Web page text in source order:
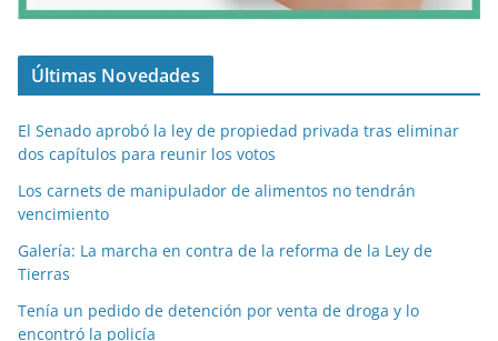
Últimas Novedades
El Senado aprobó la ley de propiedad privada tras eliminar
dos capítulos para reunir los votos
Los carnets de manipulador de alimentos no tendrán
vencimiento
Galería: La marcha en contra de la reforma de la Ley de
Tierras
Tenía un pedido de detención por venta de droga y lo
encontró la policía